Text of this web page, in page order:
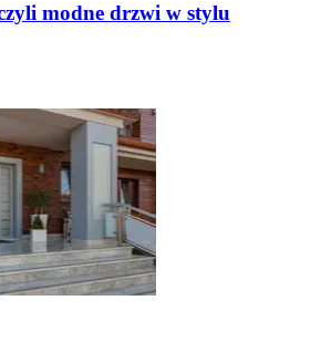
modne drzwi w stylu